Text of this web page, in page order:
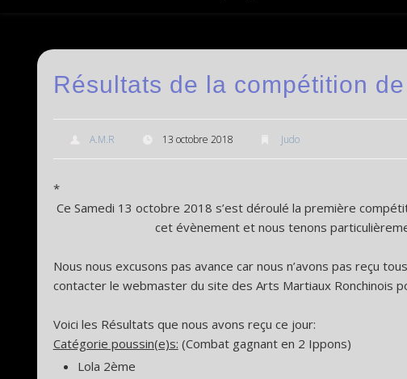
Résultats de la compétition
A.M.R 13 octobre 2018 Judo
*
Ce Samedi 13 octobre 2018 s’est déroulé la première
cet évènement et nous tenons
Nous nous excusons pas avance car nous n’avons pas reçu
contacter le webmaster du site des Arts Martiaux Ronchinois
Voici les Résultats que nous avons reçu ce jour:
Catégorie poussin(e)s: (Combat gagnant en 2 Ippons)
Lola 2ème